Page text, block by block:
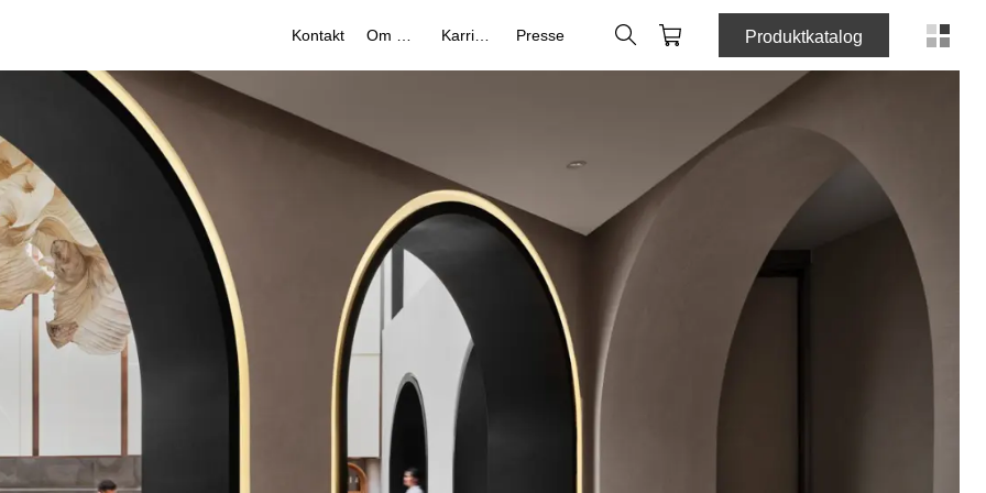
Kontakt Presse Søk HandlekurvProduktkatalog